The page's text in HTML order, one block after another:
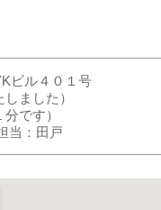
ビル４０１号
した）
す）
当：田戸